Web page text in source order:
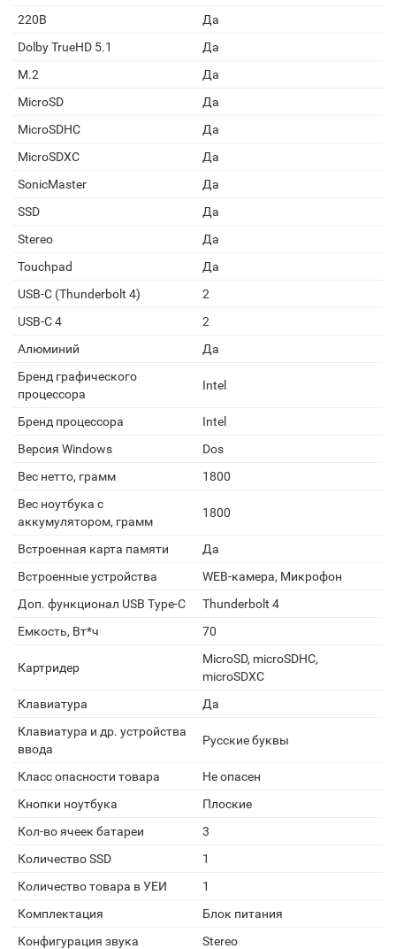
220В
Да
Dolby TrueHD 5.1
Да
M.2
Да
MicroSD
Да
MicroSDHC
Да
MicroSDXC
Да
SonicMaster
Да
SSD
Да
Stereo
Да
Touchpad
Да
USB-C (Thunderbolt 4)
2
USB-C 4
2
Алюминий
Да
Бренд графического
процессора
Intel
Бренд процессора
Intel
Версия Windows
Dos
Вес нетто, грамм
1800
Вес ноутбука с
аккумулятором, грамм
1800
Встроенная карта памяти
Да
Встроенные устройства
WEB-камера, Микрофон
Доп. функционал USB Type-C
Thunderbolt 4
Емкость, Вт*ч
70
Картридер
MicroSD, microSDHC,
microSDXC
Клавиатура
Да
Клавиатура и др. устройства
ввода
Русские буквы
Класс опасности товара
Не опасен
Кнопки ноутбука
Плоские
Кол-во ячеек батареи
3
Количество SSD
1
Количество товара в УЕИ
1
Комплектация
Блок питания
Конфигурация звука
Stereo